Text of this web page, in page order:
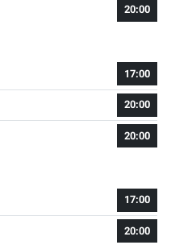
20:00
17:00
20:00
20:00
17:00
20:00